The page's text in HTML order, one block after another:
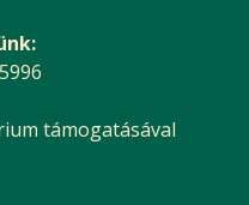
támogatásával